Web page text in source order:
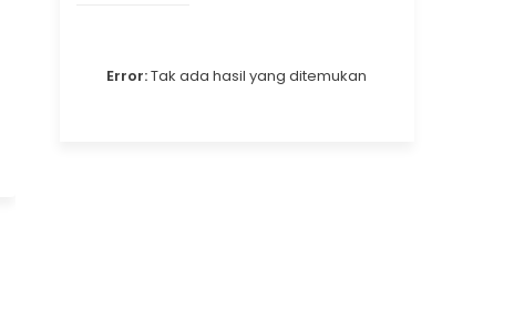
Error:Tak ada hasil yang ditemukan